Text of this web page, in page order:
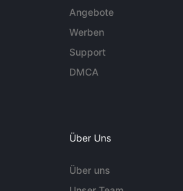
Angebote
Werben
Support
DMCA
Über Uns
Über uns